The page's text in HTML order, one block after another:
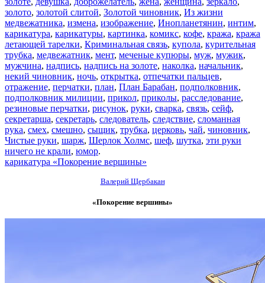
золото, золотой слитой, Золотой чиновник, Из жизни
медвежатника, измена, изображение, Инопланетянин, интим,
карикатура, карикатуры, картинка, комикс, кофе, кража, кража
летающей тарелки, Криминальная связь, купола, курительная
трубка, медвежатник, мент, меченые купюры, муж, мужик,
мужчина, надпись, надпись на золоте, наколка, начальник,
некий чиновник, ночь, открытка, отпечатки пальцев,
отражение, перчатки, план, План Барабан, подполковник,
подполковник милиции, прикол, приколы, расследование,
резиновые перчатки, рисунок, руки, сварка, связь, сейф,
секретарша, секретарь, следователь, следствие, сломанная
рука, смех, смешно, сыщик, трубка, церковь, чай, чиновник,
Чистые руки, шарж, Шерлок Холмс, шеф, шутка, эти руки
ничего не крали, юмор.
карикатура «Покорение вершины»
Валерий Щербакан
«Покорение вершины»